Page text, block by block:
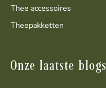
Thee accessoires
Theepakketten
Onze laatste blogs